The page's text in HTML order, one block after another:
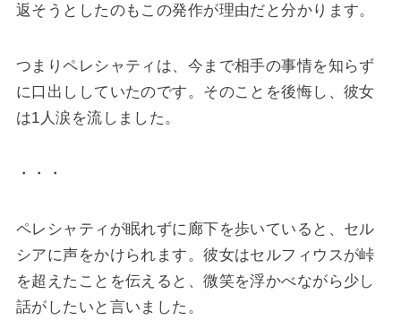
返そうとしたのもこの発作が理由だと分かります。
つまりペレシャティは、今まで相手の事情を知らず
に口出ししていたのです。そのことを後悔し、彼女
は1人涙を流しました。
・・・
ペレシャティが眠れずに廊下を歩いていると、セル
シアに声をかけられます。彼女はセルフィウスが峠
を超えたことを伝えると、微笑を浮かべながら少し
話がしたいと言いました。